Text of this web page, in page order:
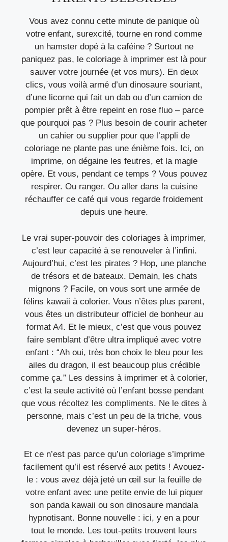
Vous avez connu cette minute de panique où
votre enfant, surexcité, tourne en rond comme
un hamster dopé à la caféine ? Surtout ne
paniquez pas, le coloriage à imprimer est là pour
sauver votre journée (et vos murs). En deux
clics, vous voilà armé d’un dinosaure souriant,
d’une licorne qui fait un dab ou d’un camion de
pompier prêt à être repeint en rose fluo – parce
que pourquoi pas ? Plus besoin de courir acheter
un cahier ou supplier pour que l’appli de
coloriage ne plante pas une énième fois. Ici, on
imprime, on dégaine les feutres, et la magie
opère. Et vous, pendant ce temps ? Vous pouvez
respirer. Ou ranger. Ou aller dans la cuisine
réchauffer ce café qui vous regarde froidement
depuis une heure.
Le vrai super-pouvoir des coloriages à imprimer,
c’est leur capacité à se renouveler à l’infini.
Aujourd’hui, c’est les pirates ? Hop, une planche
de trésors et de bateaux. Demain, les chats
mignons ? Facile, on vous sort une armée de
félins kawaii à colorier. Vous n’êtes plus parent,
vous êtes un distributeur officiel de bonheur au
format A4. Et le mieux, c’est que vous pouvez
faire semblant d’être ultra impliqué avec votre
enfant : “Ah oui, très bon choix le bleu pour les
ailes du dragon, il est beaucoup plus crédible
comme ça.” Les dessins à imprimer et à colorier,
c’est la seule activité où l’enfant bosse pendant
que vous récoltez les compliments. Ne le dites à
personne, mais c’est un peu de la triche, vous
devenez un super-héros.
Et ce n’est pas parce qu’un coloriage s’imprime
facilement qu’il est réservé aux petits ! Avouez-
le : vous avez déjà jeté un œil sur la feuille de
votre enfant avec une petite envie de lui piquer
son panda kawaii ou son dinosaure mandala
hypnotisant. Bonne nouvelle : ici, y en a pour
tout le monde. Les tout-petits trouvent leurs